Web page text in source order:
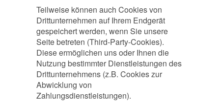
Teilweise können auch Cookies von
Drittunternehmen auf Ihrem Endgerät
gespeichert werden, wenn Sie unsere
Seite betreten (Third-Party-Cookies).
Diese ermöglichen uns oder Ihnen die
Nutzung bestimmter Dienstleistungen des
Drittunternehmens (z.B. Cookies zur
Abwicklung von
Zahlungsdienstleistungen).